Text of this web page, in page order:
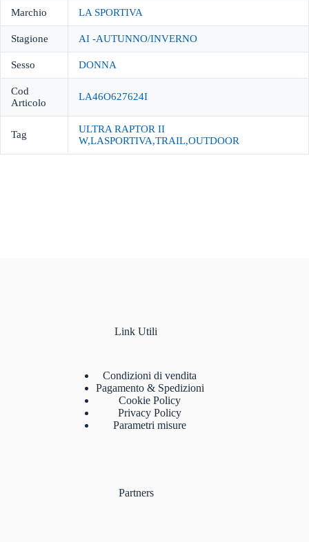
Marchio LA SPORTIVA
Stagione AI -AUTUNNO/INVERNO
Sesso DONNA
Cod
Articolo
LA46O627624I
Tag
ULTRA RAPTOR II
W,LASPORTIVA,TRAIL,OUTDOOR
Link Utili
Condizioni di vendita
Pagamento & Spedizioni
Cookie Policy
Privacy Policy
Parametri misure
Partners